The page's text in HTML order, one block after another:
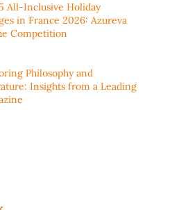
All-Inclusive Holiday
in France 2026: Azureva
Competition
Philosophy and
Insights from a Leading